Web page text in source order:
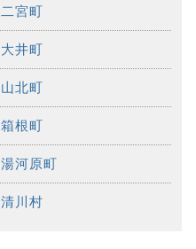
二宮町
大井町
山北町
箱根町
湯河原町
清川村